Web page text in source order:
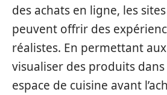
des achats en ligne, les
peuvent offrir des
réalistes. En permettant
visualiser des produits
espace de cuisine avant